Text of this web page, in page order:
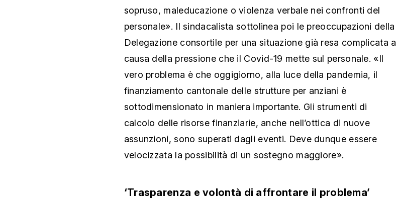
sopruso, maleducazione o violenza verbale nei confronti del
personale». Il sindacalista sottolinea poi le preoccupazioni della
Delegazione consortile per una situazione già resa complicata a
causa della pressione che il Covid-19 mette sul personale. «Il
vero problema è che oggigiorno, alla luce della pandemia, il
finanziamento cantonale delle strutture per anziani è
sottodimensionato in maniera importante. Gli strumenti di
calcolo delle risorse finanziarie, anche nell’ottica di nuove
assunzioni, sono superati dagli eventi. Deve dunque essere
velocizzata la possibilità di un sostegno maggiore».
‘Trasparenza e volontà di affrontare il problema’